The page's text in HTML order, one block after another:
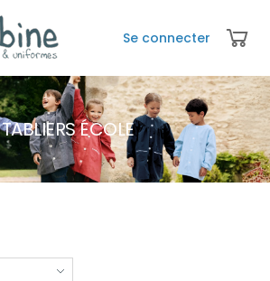
Se connecter
TABLIERS ÉCOLE